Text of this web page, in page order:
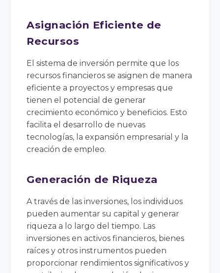
Asignación Eficiente de
Recursos
El sistema de inversión permite que los
recursos financieros se asignen de manera
eficiente a proyectos y empresas que
tienen el potencial de generar
crecimiento económico y beneficios. Esto
facilita el desarrollo de nuevas
tecnologías, la expansión empresarial y la
creación de empleo.
Generación de Riqueza
A través de las inversiones, los individuos
pueden aumentar su capital y generar
riqueza a lo largo del tiempo. Las
inversiones en activos financieros, bienes
raíces y otros instrumentos pueden
proporcionar rendimientos significativos y